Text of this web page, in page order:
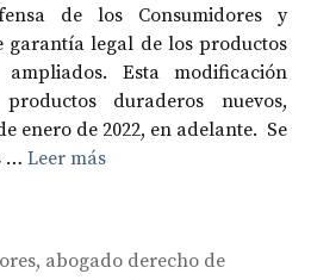
de los Consumidores y
garantía legal de los productos
Esta modificación
duraderos nuevos,
enero de 2022, en adelante. Se
… Leer más
, abogado derecho de